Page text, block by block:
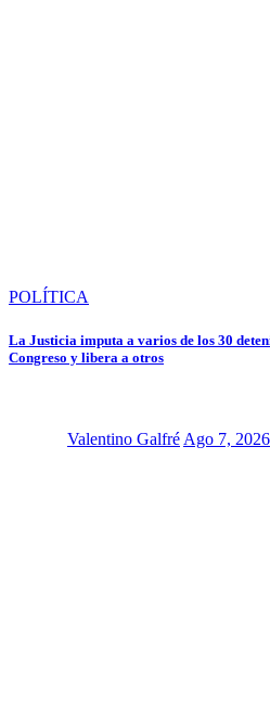
POLÍTICA
La Justicia imputa a varios de los 30
Congreso y libera a otros
Valentino Galfré Ago 7, 2026